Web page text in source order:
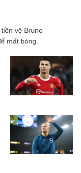
vệ Bruno
mất bóng.